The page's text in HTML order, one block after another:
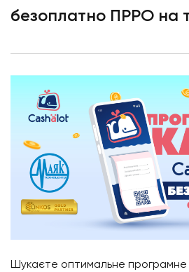
безоплатно ПРРО на
Шукаєте оптимальне програмне